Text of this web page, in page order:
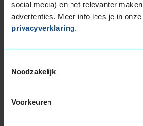
social media) en het relevanter
advertenties. Meer info lees je in onze
privacyverklaring.
Noodzakelijk
Voorkeuren